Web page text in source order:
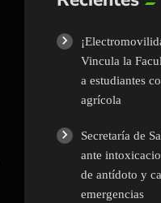
Vincula la
a estudiantes
agrícola
Secretaría de
ante
de antídoto y
emergencias